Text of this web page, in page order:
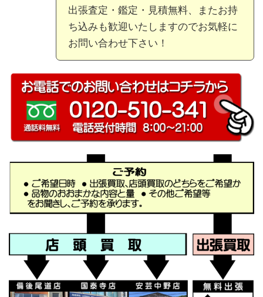
出張査定・鑑定・見積無料、またお持
ち込みも歓迎いたしますのでお気軽に
お問い合わせ下さい！